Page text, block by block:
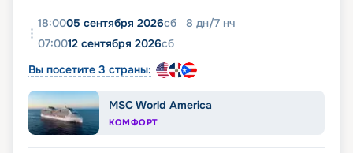
18:0005 сентября 2026сб 8 дн/7 нч
07:0012 сентября 2026сб
Вы посетите 3 страны:
MSC World America
КОМФОРТ